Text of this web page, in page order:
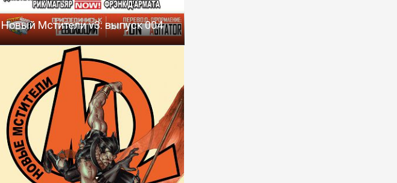
Новый Мстители v3: выпуск 004